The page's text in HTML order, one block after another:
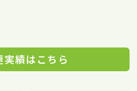
実績はこちら